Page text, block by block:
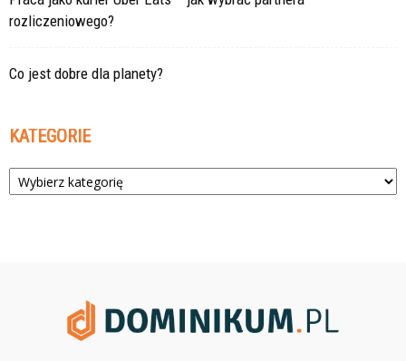
rozliczeniowego?
Co jest dobre dla planety?
KATEGORIE
Kategorie